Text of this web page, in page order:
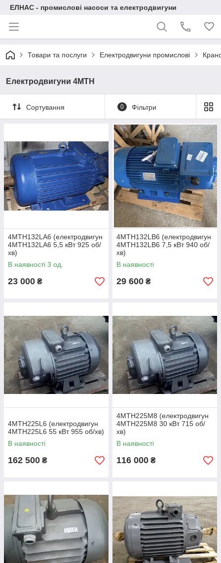
ЕЛНАС - промислові насоси та електродвигуни
Товари та послуги Електродвигуни промислові
Електродвигуни 4МТН
Сортування 0 Фільтри
4MTH132LA6 (електродвигун
4MTH132LA6 5,5 кВт 925 об/
хв)
В наявності 3 од.
23 000 ₴
4МТН132LВ6 (електродвигун
4МТН132LВ6 7,5 кВт 940 об/
хв)
В наявності
29 600 ₴
4MTH225L6 (електродвигун
4MTH225L6 55 кВт 955 об/хв)
В наявності
162 500 ₴
4МТH225М8 (електродвигун
4MTH225М8 30 кВт 715 об/
хв)
В наявності
116 000 ₴